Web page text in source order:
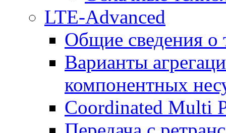
LTE-Advanced
Общие сведения о
Варианты
компонентных
Coordinated Multi